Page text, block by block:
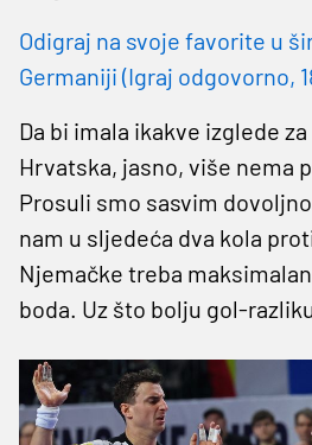
Odigraj na svoje favorite u
Germaniji (Igraj odgovorno,
Da bi imala ikakve izglede
Hrvatska, jasno, više nema
Prosuli smo sasvim
nam u sljedeća dva kola
Njemačke treba
boda. Uz što bolju gol-